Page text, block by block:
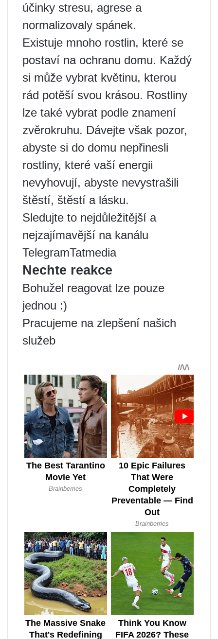
účinky stresu, agrese a
normalizovaly spánek.
Existuje mnoho rostlin, které se
postaví na ochranu domu. Každý
si může vybrat květinu, kterou
rád potěší svou krásou. Rostliny
lze také vybrat podle znamení
zvěrokruhu. Dávejte však pozor,
abyste si do domu nepřinesli
rostliny, které vaší energii
nevyhovují, abyste nevystrašili
štěstí, štěstí a lásku.
Sledujte to nejdůležitější a
nejzajímavější na kanálu
TelegramTatmedia
Nechte reakce
Bohužel reagovat lze pouze
jednou :)
Pracujeme na zlepšení našich
služeb